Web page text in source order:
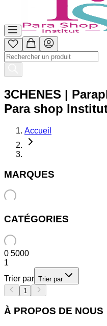
3CHENES |
Para shop
Accueil
MARQUES
CATÉGORIES
0 5000
1
Trier par Trier par
1
À PROPOS DE NOUS